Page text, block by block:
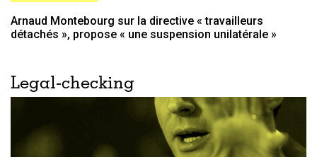
Arnaud Montebourg sur la directive « travailleurs
détachés », propose « une suspension unilatérale »
Legal-checking